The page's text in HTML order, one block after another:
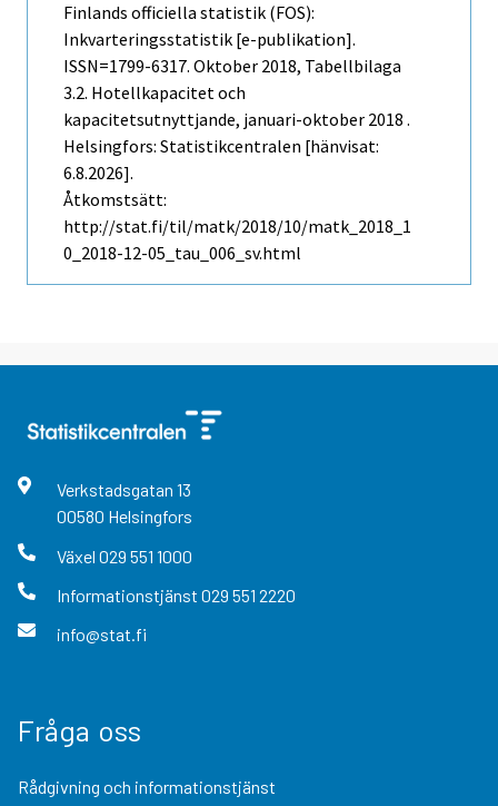
Finlands officiella statistik (FOS):
Inkvarteringsstatistik [e-publikation].
ISSN=1799-6317. Oktober 2018, Tabellbilaga
3.2. Hotellkapacitet och
kapacitetsutnyttjande, januari-oktober 2018 .
Helsingfors: Statistikcentralen [hänvisat:
6.8.2026].
Åtkomstsätt:
http://stat.fi/til/matk/2018/10/matk_2018_1
0_2018-12-05_tau_006_sv.html
Verkstadsgatan 13
00580 Helsingfors
Växel 029 551 1000
Informationstjänst 029 551 2220
info@stat.fi
Fråga oss
Rådgivning och informationstjänst